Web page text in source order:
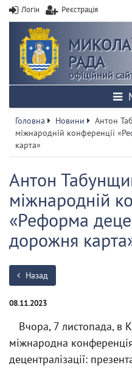
Логін Реєстрація
РАДА
офіційний
Головна Новини
Антон
міжнародній конференції
карта»
Антон
міжнародній
«Реформа
дорожня
Назад
08.11.2023
Вчора, 7 листопада, в
міжнародна
децентралізації: